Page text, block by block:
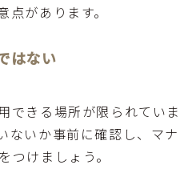
があります。
はない
できる場所が限られていま
ないか事前に確認し、マナ
つけましょう。